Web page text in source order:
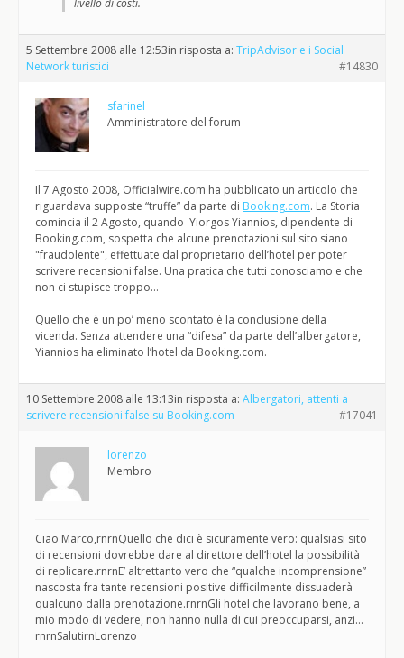
livello di costi.
5 Settembre 2008 alle 12:53in risposta a: TripAdvisor e i Social
Network turistici
#14830
sfarinel
Amministratore del forum
Il 7 Agosto 2008, Officialwire.com ha pubblicato un articolo che
riguardava supposte “truffe” da parte di Booking.com. La Storia
comincia il 2 Agosto, quando Yiorgos Yiannios, dipendente di
Booking.com, sospetta che alcune prenotazioni sul sito siano
"fraudolente", effettuate dal proprietario dell’hotel per poter
scrivere recensioni false. Una pratica che tutti conosciamo e che
non ci stupisce troppo…
Quello che è un po’ meno scontato è la conclusione della
vicenda. Senza attendere una “difesa” da parte dell’albergatore,
Yiannios ha eliminato l’hotel da Booking.com.
10 Settembre 2008 alle 13:13in risposta a: Albergatori, attenti a
scrivere recensioni false su Booking.com
#17041
lorenzo
Membro
Ciao Marco,rnrnQuello che dici è sicuramente vero: qualsiasi sito
di recensioni dovrebbe dare al direttore dell’hotel la possibilità
di replicare.rnrnE’ altrettanto vero che “qualche incomprensione”
nascosta fra tante recensioni positive difficilmente dissuaderà
qualcuno dalla prenotazione.rnrnGli hotel che lavorano bene, a
mio modo di vedere, non hanno nulla di cui preoccuparsi, anzi…
rnrnSalutirnLorenzo